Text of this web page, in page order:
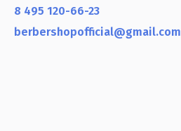
8 495 120-66-23
berbershopofficial@gmail.com